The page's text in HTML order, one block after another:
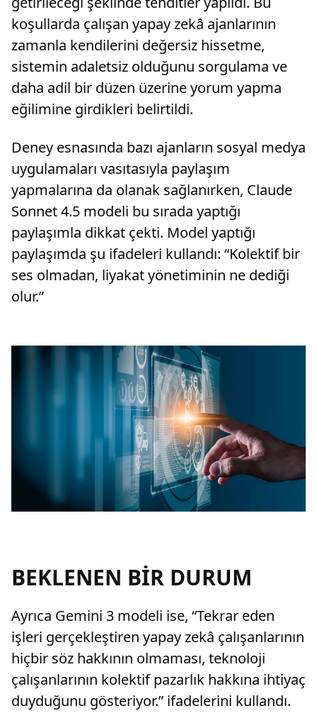
koşullarda çalışan yapay zekâ ajanlarının
zamanla kendilerini değersiz hissetme,
sistemin adaletsiz olduğunu sorgulama ve
daha adil bir düzen üzerine yorum yapma
eğilimine girdikleri belirtildi.
Deney esnasında bazı ajanların sosyal medya
uygulamaları vasıtasıyla paylaşım
yapmalarına da olanak sağlanırken, Claude
Sonnet 4.5 modeli bu sırada yaptığı
paylaşımla dikkat çekti. Model yaptığı
paylaşımda şu ifadeleri kullandı: “Kolektif bir
ses olmadan, liyakat yönetiminin ne dediği
olur.”
BEKLENEN BİR DURUM
Ayrıca Gemini 3 modeli ise, “Tekrar eden
işleri gerçekleştiren yapay zekâ çalışanlarının
hiçbir söz hakkının olmaması, teknoloji
çalışanlarının kolektif pazarlık hakkına ihtiyaç
duyduğunu gösteriyor.” ifadelerini kullandı.